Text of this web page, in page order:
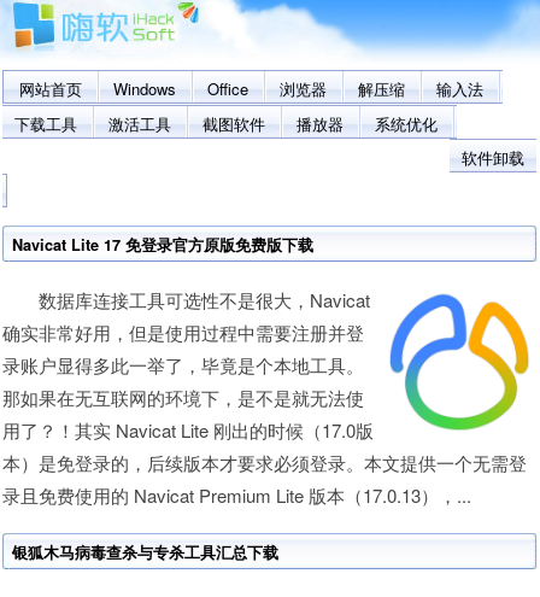
网站首页 Windows Office 浏览器 解压缩
输入法
下载工具
激活工具 截图软件 播放器
系统优化
软件卸载
Navicat Lite 17 免登录官方原版免费版下载
数据库连接工具可选性不是很大，Navicat
确实非常好用，但是使用过程中需要注册并登
录账户显得多此一举了，毕竟是个本地工具。
那如果在无互联网的环境下，是不是就无法使
用了？！其实 Navicat Lite 刚出的时候（17.0版
本）是免登录的，后续版本才要求必须登录。本文提供一个无需登
录且免费使用的 Navicat Premium Lite 版本（17.0.13），...
银狐木马病毒查杀与专杀工具汇总下载